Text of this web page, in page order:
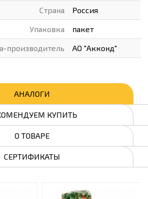
Страна Россия
Упаковка пакет
производитель АО "Акконд"
АНАЛОГИ
КУПИТЬ
О ТОВАРЕ
СЕРТИФИКАТЫ